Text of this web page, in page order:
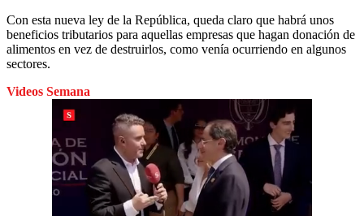
Con esta nueva ley de la República, queda claro que habrá unos
beneficios tributarios para aquellas empresas que hagan donación de
alimentos en vez de destruirlos, como venía ocurriendo en algunos
sectores.
Videos Semana